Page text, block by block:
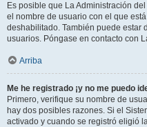
Es posible que La Administración
el nombre de usuario con el que
deshabilitado. También puede estar
usuarios. Póngase en contacto con
Arriba
Me he registrado ¡y no me puedo
Primero, verifique su nombre de
hay dos posibles razones. Si el
activado y cuando se registró eligió